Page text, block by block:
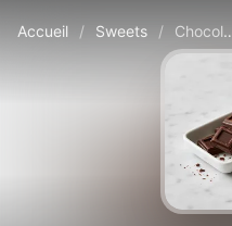
Accueil / Sweets / Chocolat noir